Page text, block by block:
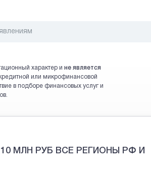
характер и не является
или микрофинансовой
в подборе финансовых услуг и
МЛН РУБ ВСЕ РЕГИОНЫ РФ И